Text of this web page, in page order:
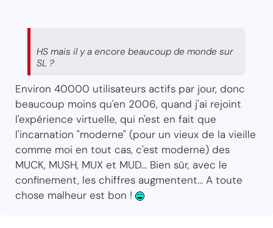
HS mais il y a encore beaucoup de monde sur
SL ?
Environ 40000 utilisateurs actifs par jour, donc
beaucoup moins qu'en 2006, quand j'ai rejoint
l'expérience virtuelle, qui n'est en fait que
l'incarnation "moderne" (pour un vieux de la vieille
comme moi en tout cas, c'est moderne) des
MUCK, MUSH, MUX et MUD... Bien sûr, avec le
confinement, les chiffres augmentent... A toute
chose malheur est bon !